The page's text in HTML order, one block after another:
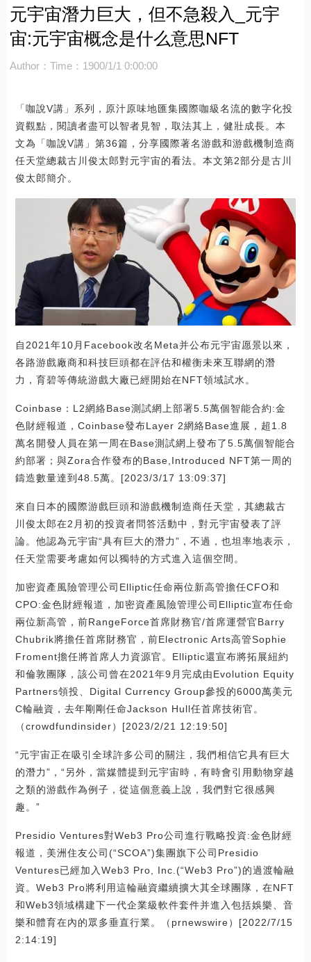
元宇宙潛力巨大，但不急殺入_元宇
宙:元宇宙概念是什么意思NFT
Author： Time：1900/1/1 0:00:00
「咖說V講」系列，原汁原味地匯集國際咖級名流的數字化投
資觀點，閱讀者盡可以智者見智，取法其上，健壯成長。本
文為「咖說V講」第36篇，分享國際著名游戲和游戲機制造商
任天堂總裁古川俊太郎對元宇宙的看法。本文第2部分是古川
俊太郎簡介。
自2021年10月Facebook改名Meta并公布元宇宙愿景以來，
各路游戲廠商和科技巨頭都在評估和權衡未來互聯網的潛
力，育碧等傳統游戲大廠已經開始在NFT領域試水。
Coinbase：L2網絡Base測試網上部署5.5萬個智能合約:金
色財經報道，Coinbase發布Layer 2網絡Base進展，超1.8
萬名開發人員在第一周在Base測試網上發布了5.5萬個智能合
約部署；與Zora合作發布的Base,Introduced NFT第一周的
鑄造數量達到48.5萬。[2023/3/17 13:09:37]
來自日本的國際游戲巨頭和游戲機制造商任天堂，其總裁古
川俊太郎在2月初的投資者問答活動中，對元宇宙發表了評
論。他認為元宇宙“具有巨大的潛力”，不過，也坦率地表示，
任天堂需要考慮如何以獨特的方式進入這個空間。
加密資產風險管理公司Elliptic任命兩位新高管擔任CFO和
CPO:金色財經報道，加密資產風險管理公司Elliptic宣布任命
兩位新高管，前RangeForce首席財務官/首席運營官Barry
Chubrik將擔任首席財務官，前Electronic Arts高管Sophie
Froment擔任將首席人力資源官。Elliptic還宣布將拓展紐約
和倫敦團隊，該公司曾在2021年9月完成由Evolution Equity
Partners領投、Digital Currency Group參投的6000萬美元
C輪融資，去年剛剛任命Jackson Hull任首席技術官。
（crowdfundinsider）[2023/2/21 12:19:50]
“元宇宙正在吸引全球許多公司的關注，我們相信它具有巨大
的潛力”，“另外，當媒體提到元宇宙時，有時會引用動物穿越
之類的游戲作為例子，從這個意義上說，我們對它很感興
趣。”
Presidio Ventures對Web3 Pro公司進行戰略投資:金色財經
報道，美洲住友公司(“SCOA”)集團旗下公司Presidio
Ventures已經加入Web3 Pro, Inc.(“Web3 Pro”)的過渡輪融
資。Web3 Pro將利用這輪融資繼續擴大其全球團隊，在NFT
和Web3領域構建下一代企業級軟件套件并進入包括娛樂、音
樂和體育在內的眾多垂直行業。（prnewswire）[2022/7/15
2:14:19]